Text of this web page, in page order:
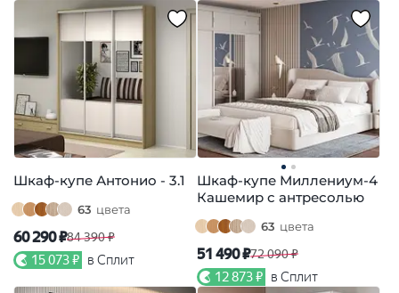
Шкаф-купе Антонио - 3.1
63 цвета
60 290 ₽84 390 ₽
15 073 ₽ в Сплит
Шкаф-купе Миллениум-4
Кашемир с антресолью
63 цвета
51 490 ₽72 090 ₽
12 873 ₽ в Сплит